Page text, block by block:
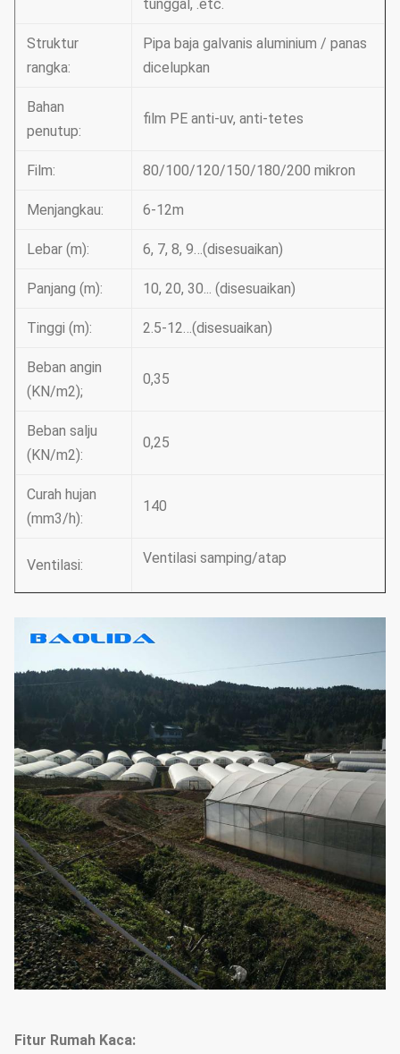
tunggal, .etc.
Struktur
rangka:
Pipa baja galvanis aluminium / panas
dicelupkan
Bahan
penutup:
film PE anti-uv, anti-tetes
Film: 80/100/120/150/180/200 mikron
Menjangkau: 6-12m
Lebar (m): 6, 7, 8, 9…(disesuaikan)
Panjang (m): 10, 20, 30... (disesuaikan)
Tinggi (m): 2.5-12…(disesuaikan)
Beban angin
(KN/m2);
0,35
Beban salju
(KN/m2):
0,25
Curah hujan
(mm3/h):
140
Ventilasi: Ventilasi samping/atap
Fitur Rumah Kaca: